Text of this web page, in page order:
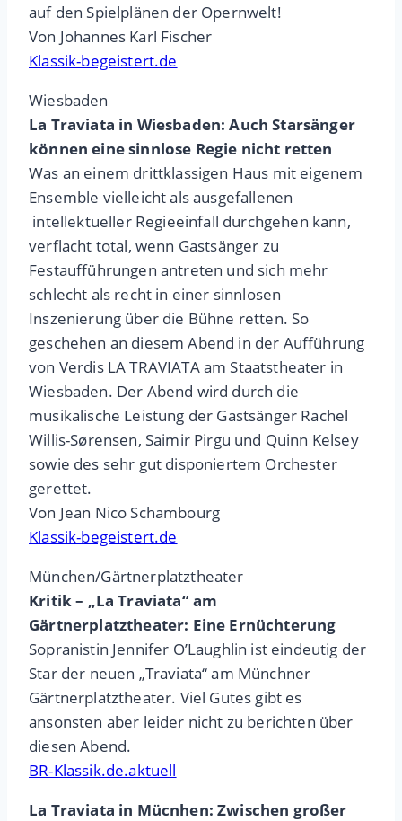
auf den Spielplänen der Opernwelt!
Von Johannes Karl Fischer
Klassik-begeistert.de
Wiesbaden
La Traviata in Wiesbaden: Auch Starsänger
können eine sinnlose Regie nicht retten
Was an einem drittklassigen Haus mit eigenem
Ensemble vielleicht als ausgefallenen
intellektueller Regieeinfall durchgehen kann,
verflacht total, wenn Gastsänger zu
Festaufführungen antreten und sich mehr
schlecht als recht in einer sinnlosen
Inszenierung über die Bühne retten. So
geschehen an diesem Abend in der Aufführung
von Verdis LA TRAVIATA am Staatstheater in
Wiesbaden. Der Abend wird durch die
musikalische Leistung der Gastsänger Rachel
Willis-Sørensen, Saimir Pirgu und Quinn Kelsey
sowie des sehr gut disponiertem Orchester
gerettet.
Von Jean Nico Schambourg
Klassik-begeistert.de
München/Gärtnerplatztheater
Kritik – „La Traviata“ am
Gärtnerplatztheater: Eine Ernüchterung
Sopranistin Jennifer O’Laughlin ist eindeutig der
Star der neuen „Traviata“ am Münchner
Gärtnerplatztheater. Viel Gutes gibt es
ansonsten aber leider nicht zu berichten über
diesen Abend.
BR-Klassik.de.aktuell
La Traviata in Mücnhen: Zwischen großer